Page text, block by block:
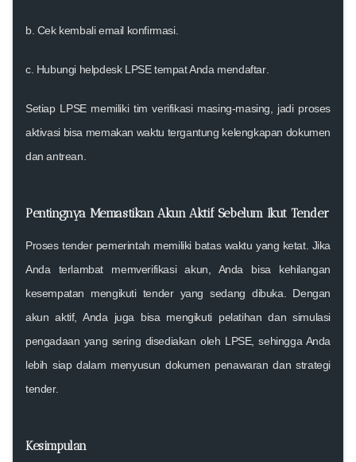
b. Cek kembali email konfirmasi.
c. Hubungi helpdesk LPSE tempat Anda mendaftar.
Setiap LPSE memiliki tim verifikasi masing-masing, jadi proses
aktivasi bisa memakan waktu tergantung kelengkapan dokumen
dan antrean.
Pentingnya Memastikan Akun Aktif Sebelum Ikut Tender
Proses tender pemerintah memiliki batas waktu yang ketat. Jika
Anda terlambat memverifikasi akun, Anda bisa kehilangan
kesempatan mengikuti tender yang sedang dibuka. Dengan
akun aktif, Anda juga bisa mengikuti pelatihan dan simulasi
pengadaan yang sering disediakan oleh LPSE, sehingga Anda
lebih siap dalam menyusun dokumen penawaran dan strategi
tender.
Kesimpulan